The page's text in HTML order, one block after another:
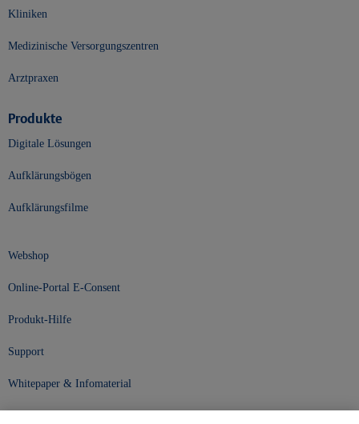
Kliniken
Medizinische Versorgungszentren
Arztpraxen
Produkte
Digitale Lösungen
Aufklärungsbögen
Aufklärungsfilme
Webshop
Online-Portal E-Consent
Produkt-Hilfe
Support
Whitepaper & Infomaterial